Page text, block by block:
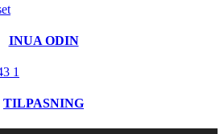
INUA ODIN
TILPASNING